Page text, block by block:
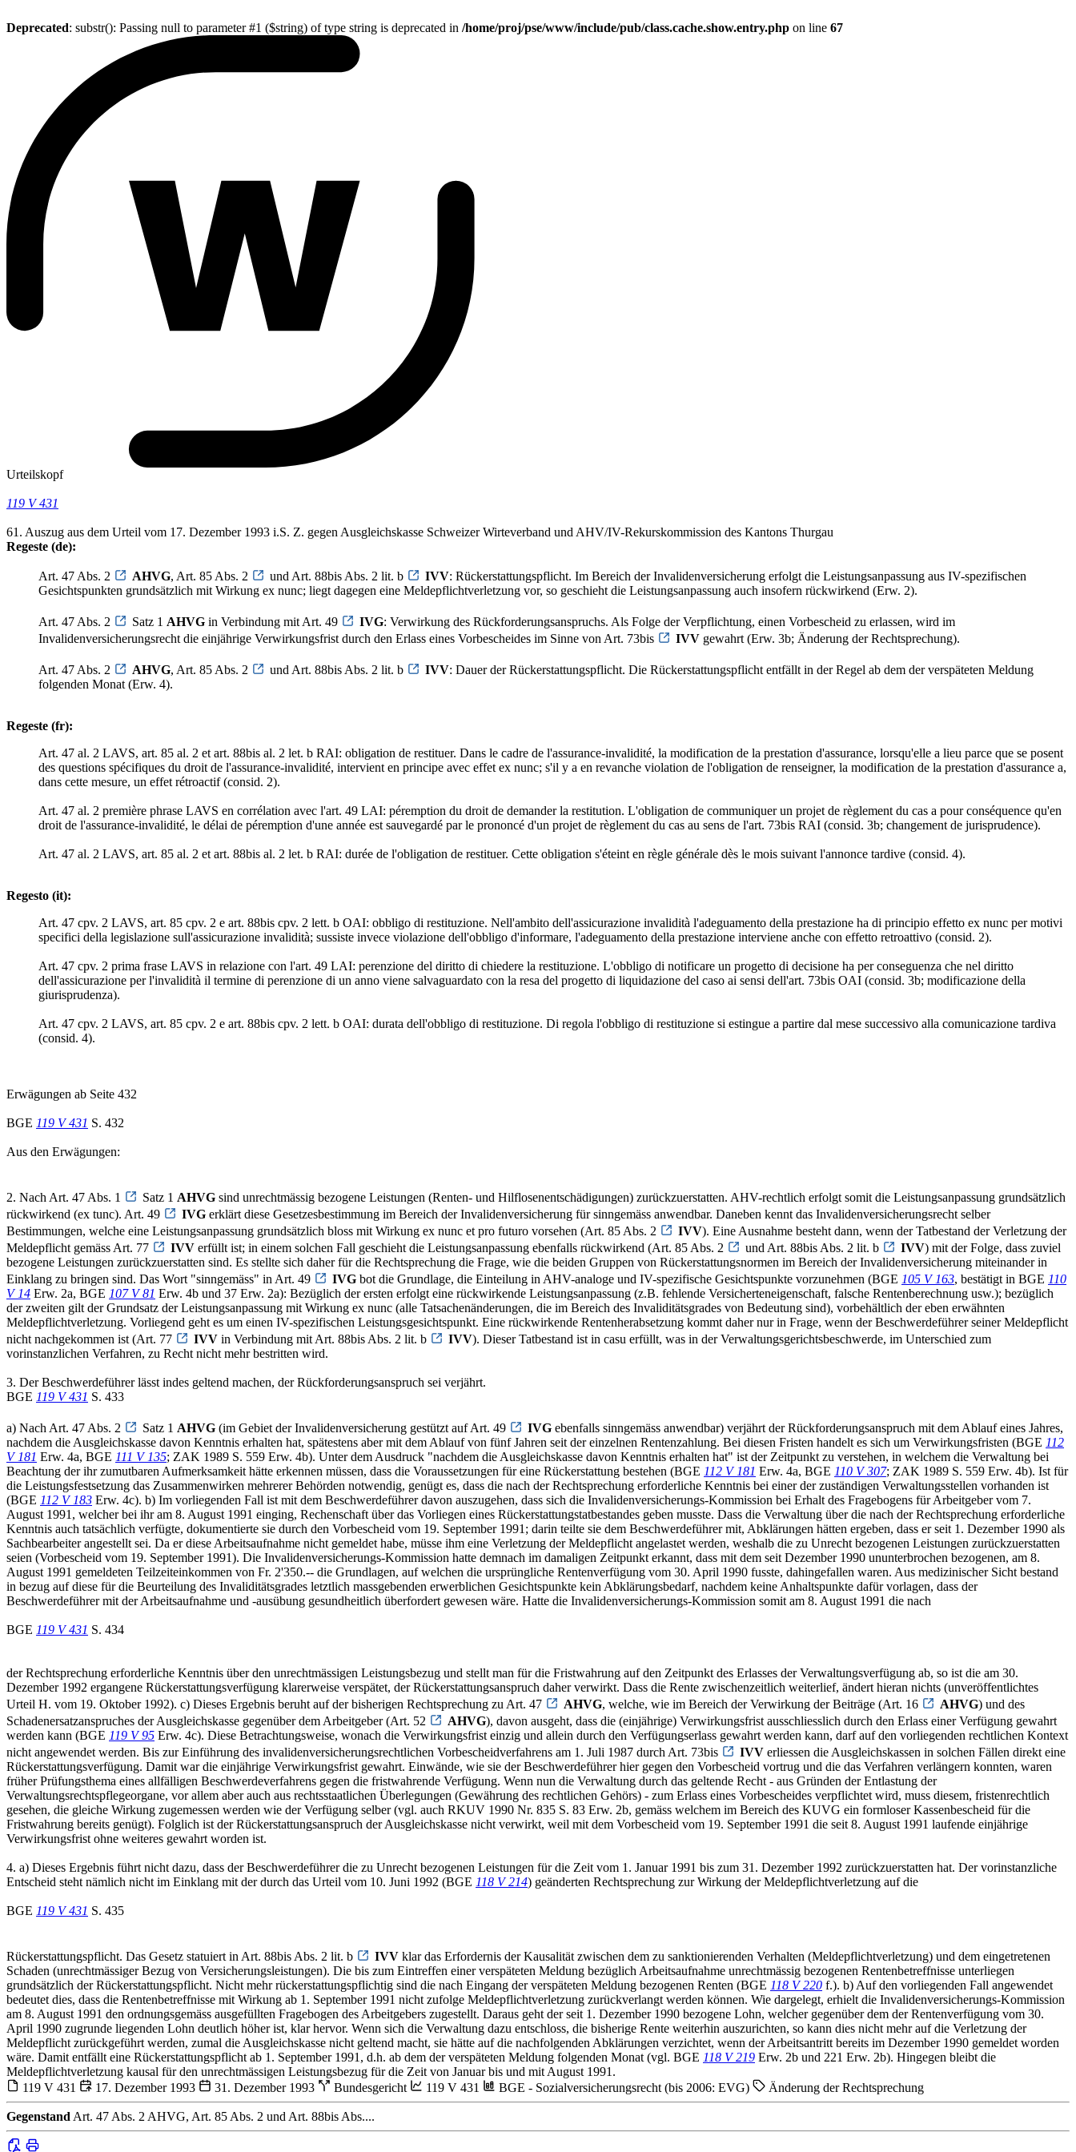
Deprecated: substr(): Passing null to parameter #1 ($string) of type string is deprecated in /home/proj/pse/www/include/pub/class.cache.show.entry.php on line 67
Urteilskopf
119 V 431
61. Auszug aus dem Urteil vom 17. Dezember 1993 i.S. Z. gegen Ausgleichskasse Schweizer Wirteverband und AHV/IV-Rekurskommission des Kantons Thurgau
Regeste (de):
Art. 47 Abs. 2 AHVG, Art. 85 Abs. 2 und Art. 88bis Abs. 2 lit. b IVV: Rückerstattungspflicht. Im Bereich der Invalidenversicherung erfolgt die Leistungsanpassung aus IV-spezifischen
Gesichtspunkten grundsätzlich mit Wirkung ex nunc; liegt dagegen eine Meldepflichtverletzung vor, so geschieht die Leistungsanpassung auch insofern rückwirkend (Erw. 2).
Art. 47 Abs. 2 Satz 1 AHVG in Verbindung mit Art. 49 IVG: Verwirkung des Rückforderungsanspruchs. Als Folge der Verpflichtung, einen Vorbescheid zu erlassen, wird im
Invalidenversicherungsrecht die einjährige Verwirkungsfrist durch den Erlass eines Vorbescheides im Sinne von Art. 73bis
IVV gewahrt (Erw. 3b; Änderung der Rechtsprechung).
Art. 47 Abs. 2 AHVG, Art. 85 Abs. 2 und Art. 88bis Abs. 2 lit. b IVV: Dauer der Rückerstattungspflicht. Die Rückerstattungspflicht entfällt in der Regel ab dem der verspäteten Meldung
folgenden Monat (Erw. 4).
Regeste (fr):
Art. 47 al. 2 LAVS, art. 85 al. 2 et art. 88bis al. 2 let. b RAI: obligation de restituer. Dans le cadre de l'assurance-invalidité, la modification de la prestation d'assurance, lorsqu'elle a lieu parce que se posent
des questions spécifiques du droit de l'assurance-invalidité, intervient en principe avec effet ex nunc; s'il y a en revanche violation de l'obligation de renseigner, la modification de la prestation d'assurance a,
dans cette mesure, un effet rétroactif (consid. 2).
Art. 47 al. 2 première phrase LAVS en corrélation avec l'art. 49 LAI: péremption du droit de demander la restitution. L'obligation de communiquer un projet de règlement du cas a pour conséquence qu'en
droit de l'assurance-invalidité, le délai de péremption d'une année est sauvegardé par le prononcé d'un projet de règlement du cas au sens de l'art. 73bis RAI (consid. 3b; changement de jurisprudence).
Art. 47 al. 2 LAVS, art. 85 al. 2 et art. 88bis al. 2 let. b RAI: durée de l'obligation de restituer. Cette obligation s'éteint en règle générale dès le mois suivant l'annonce tardive (consid. 4).
Regesto (it):
Art. 47 cpv. 2 LAVS, art. 85 cpv. 2 e art. 88bis cpv. 2 lett. b OAI: obbligo di restituzione. Nell'ambito dell'assicurazione invalidità l'adeguamento della prestazione ha di principio effetto ex nunc per motivi
specifici della legislazione sull'assicurazione invalidità; sussiste invece violazione dell'obbligo d'informare, l'adeguamento della prestazione interviene anche con effetto retroattivo (consid. 2).
Art. 47 cpv. 2 prima frase LAVS in relazione con l'art. 49 LAI: perenzione del diritto di chiedere la restituzione. L'obbligo di notificare un progetto di decisione ha per conseguenza che nel diritto
dell'assicurazione per l'invalidità il termine di perenzione di un anno viene salvaguardato con la resa del progetto di liquidazione del caso ai sensi dell'art. 73bis OAI (consid. 3b; modificazione della
giurisprudenza).
Art. 47 cpv. 2 LAVS, art. 85 cpv. 2 e art. 88bis cpv. 2 lett. b OAI: durata dell'obbligo di restituzione. Di regola l'obbligo di restituzione si estingue a partire dal mese successivo alla comunicazione tardiva
(consid. 4).
Erwägungen ab Seite 432
BGE 119 V 431 S. 432
Aus den Erwägungen:
2. Nach Art. 47 Abs. 1 Satz 1 AHVG sind unrechtmässig bezogene Leistungen (Renten- und Hilflosenentschädigungen) zurückzuerstatten. AHV-rechtlich erfolgt somit die Leistungsanpassung grundsätzlich
rückwirkend (ex tunc). Art. 49
IVG erklärt diese Gesetzesbestimmung im Bereich der Invalidenversicherung für sinngemäss anwendbar. Daneben kennt das Invalidenversicherungsrecht selber
Bestimmungen, welche eine Leistungsanpassung grundsätzlich bloss mit Wirkung ex nunc et pro futuro vorsehen (Art. 85 Abs. 2
IVV). Eine Ausnahme besteht dann, wenn der Tatbestand der Verletzung der
Meldepflicht gemäss Art. 77
IVV erfüllt ist; in einem solchen Fall geschieht die Leistungsanpassung ebenfalls rückwirkend (Art. 85 Abs. 2 und Art. 88bis Abs. 2 lit. b IVV) mit der Folge, dass zuviel
bezogene Leistungen zurückzuerstatten sind. Es stellte sich daher für die Rechtsprechung die Frage, wie die beiden Gruppen von Rückerstattungsnormen im Bereich der Invalidenversicherung miteinander in
Einklang zu bringen sind. Das Wort "sinngemäss" in Art. 49
IVG bot die Grundlage, die Einteilung in AHV-analoge und IV-spezifische Gesichtspunkte vorzunehmen (BGE 105 V 163, bestätigt in BGE 110
V 14 Erw. 2a, BGE 107 V 81 Erw. 4b und 37 Erw. 2a): Bezüglich der ersten erfolgt eine rückwirkende Leistungsanpassung (z.B. fehlende Versicherteneigenschaft, falsche Rentenberechnung usw.); bezüglich
der zweiten gilt der Grundsatz der Leistungsanpassung mit Wirkung ex nunc (alle Tatsachenänderungen, die im Bereich des Invaliditätsgrades von Bedeutung sind), vorbehältlich der eben erwähnten
Meldepflichtverletzung. Vorliegend geht es um einen IV-spezifischen Leistungsgesichtspunkt. Eine rückwirkende Rentenherabsetzung kommt daher nur in Frage, wenn der Beschwerdeführer seiner Meldepflicht
nicht nachgekommen ist (Art. 77
IVV in Verbindung mit Art. 88bis Abs. 2 lit. b IVV). Dieser Tatbestand ist in casu erfüllt, was in der Verwaltungsgerichtsbeschwerde, im Unterschied zum
vorinstanzlichen Verfahren, zu Recht nicht mehr bestritten wird.
3. Der Beschwerdeführer lässt indes geltend machen, der Rückforderungsanspruch sei verjährt.
BGE 119 V 431 S. 433
a) Nach Art. 47 Abs. 2 Satz 1 AHVG (im Gebiet der Invalidenversicherung gestützt auf Art. 49 IVG ebenfalls sinngemäss anwendbar) verjährt der Rückforderungsanspruch mit dem Ablauf eines Jahres,
nachdem die Ausgleichskasse davon Kenntnis erhalten hat, spätestens aber mit dem Ablauf von fünf Jahren seit der einzelnen Rentenzahlung. Bei diesen Fristen handelt es sich um Verwirkungsfristen (BGE 112
V 181 Erw. 4a, BGE 111 V 135; ZAK 1989 S. 559 Erw. 4b). Unter dem Ausdruck "nachdem die Ausgleichskasse davon Kenntnis erhalten hat" ist der Zeitpunkt zu verstehen, in welchem die Verwaltung bei
Beachtung der ihr zumutbaren Aufmerksamkeit hätte erkennen müssen, dass die Voraussetzungen für eine Rückerstattung bestehen (BGE 112 V 181 Erw. 4a, BGE 110 V 307; ZAK 1989 S. 559 Erw. 4b). Ist für
die Leistungsfestsetzung das Zusammenwirken mehrerer Behörden notwendig, genügt es, dass die nach der Rechtsprechung erforderliche Kenntnis bei einer der zuständigen Verwaltungsstellen vorhanden ist
(BGE 112 V 183 Erw. 4c). b) Im vorliegenden Fall ist mit dem Beschwerdeführer davon auszugehen, dass sich die Invalidenversicherungs-Kommission bei Erhalt des Fragebogens für Arbeitgeber vom 7.
August 1991, welcher bei ihr am 8. August 1991 einging, Rechenschaft über das Vorliegen eines Rückerstattungstatbestandes geben musste. Dass die Verwaltung über die nach der Rechtsprechung erforderliche
Kenntnis auch tatsächlich verfügte, dokumentierte sie durch den Vorbescheid vom 19. September 1991; darin teilte sie dem Beschwerdeführer mit, Abklärungen hätten ergeben, dass er seit 1. Dezember 1990 als
Sachbearbeiter angestellt sei. Da er diese Arbeitsaufnahme nicht gemeldet habe, müsse ihm eine Verletzung der Meldepflicht angelastet werden, weshalb die zu Unrecht bezogenen Leistungen zurückzuerstatten
seien (Vorbescheid vom 19. September 1991). Die Invalidenversicherungs-Kommission hatte demnach im damaligen Zeitpunkt erkannt, dass mit dem seit Dezember 1990 ununterbrochen bezogenen, am 8.
August 1991 gemeldeten Teilzeiteinkommen von Fr. 2'350.-- die Grundlagen, auf welchen die ursprüngliche Rentenverfügung vom 30. April 1990 fusste, dahingefallen waren. Aus medizinischer Sicht bestand
in bezug auf diese für die Beurteilung des Invaliditätsgrades letztlich massgebenden erwerblichen Gesichtspunkte kein Abklärungsbedarf, nachdem keine Anhaltspunkte dafür vorlagen, dass der
Beschwerdeführer mit der Arbeitsaufnahme und -ausübung gesundheitlich überfordert gewesen wäre. Hatte die Invalidenversicherungs-Kommission somit am 8. August 1991 die nach
BGE 119 V 431 S. 434
der Rechtsprechung erforderliche Kenntnis über den unrechtmässigen Leistungsbezug und stellt man für die Fristwahrung auf den Zeitpunkt des Erlasses der Verwaltungsverfügung ab, so ist die am 30.
Dezember 1992 ergangene Rückerstattungsverfügung klarerweise verspätet, der Rückerstattungsanspruch daher verwirkt. Dass die Rente zwischenzeitlich weiterlief, ändert hieran nichts (unveröffentlichtes
Urteil H. vom 19. Oktober 1992). c) Dieses Ergebnis beruht auf der bisherigen Rechtsprechung zu Art. 47
AHVG, welche, wie im Bereich der Verwirkung der Beiträge (Art. 16 AHVG) und des
Schadenersatzanspruches der Ausgleichskasse gegenüber dem Arbeitgeber (Art. 52
AHVG), davon ausgeht, dass die (einjährige) Verwirkungsfrist ausschliesslich durch den Erlass einer Verfügung gewahrt
werden kann (BGE 119 V 95 Erw. 4c). Diese Betrachtungsweise, wonach die Verwirkungsfrist einzig und allein durch den Verfügungserlass gewahrt werden kann, darf auf den vorliegenden rechtlichen Kontext
nicht angewendet werden. Bis zur Einführung des invalidenversicherungsrechtlichen Vorbescheidverfahrens am 1. Juli 1987 durch Art. 73bis
IVV erliessen die Ausgleichskassen in solchen Fällen direkt eine
Rückerstattungsverfügung. Damit war die einjährige Verwirkungsfrist gewahrt. Einwände, wie sie der Beschwerdeführer hier gegen den Vorbescheid vortrug und die das Verfahren verlängern konnten, waren
früher Prüfungsthema eines allfälligen Beschwerdeverfahrens gegen die fristwahrende Verfügung. Wenn nun die Verwaltung durch das geltende Recht - aus Gründen der Entlastung der
Verwaltungsrechtspflegeorgane, vor allem aber auch aus rechtsstaatlichen Überlegungen (Gewährung des rechtlichen Gehörs) - zum Erlass eines Vorbescheides verpflichtet wird, muss diesem, fristenrechtlich
gesehen, die gleiche Wirkung zugemessen werden wie der Verfügung selber (vgl. auch RKUV 1990 Nr. 835 S. 83 Erw. 2b, gemäss welchem im Bereich des KUVG ein formloser Kassenbescheid für die
Fristwahrung bereits genügt). Folglich ist der Rückerstattungsanspruch der Ausgleichskasse nicht verwirkt, weil mit dem Vorbescheid vom 19. September 1991 die seit 8. August 1991 laufende einjährige
Verwirkungsfrist ohne weiteres gewahrt worden ist.
4. a) Dieses Ergebnis führt nicht dazu, dass der Beschwerdeführer die zu Unrecht bezogenen Leistungen für die Zeit vom 1. Januar 1991 bis zum 31. Dezember 1992 zurückzuerstatten hat. Der vorinstanzliche
Entscheid steht nämlich nicht im Einklang mit der durch das Urteil vom 10. Juni 1992 (BGE 118 V 214) geänderten Rechtsprechung zur Wirkung der Meldepflichtverletzung auf die
BGE 119 V 431 S. 435
Rückerstattungspflicht. Das Gesetz statuiert in Art. 88bis Abs. 2 lit. b IVV klar das Erfordernis der Kausalität zwischen dem zu sanktionierenden Verhalten (Meldepflichtverletzung) und dem eingetretenen
Schaden (unrechtmässiger Bezug von Versicherungsleistungen). Die bis zum Eintreffen einer verspäteten Meldung bezüglich Arbeitsaufnahme unrechtmässig bezogenen Rentenbetreffnisse unterliegen
grundsätzlich der Rückerstattungspflicht. Nicht mehr rückerstattungspflichtig sind die nach Eingang der verspäteten Meldung bezogenen Renten (BGE 118 V 220 f.). b) Auf den vorliegenden Fall angewendet
bedeutet dies, dass die Rentenbetreffnisse mit Wirkung ab 1. September 1991 nicht zufolge Meldepflichtverletzung zurückverlangt werden können. Wie dargelegt, erhielt die Invalidenversicherungs-Kommission
am 8. August 1991 den ordnungsgemäss ausgefüllten Fragebogen des Arbeitgebers zugestellt. Daraus geht der seit 1. Dezember 1990 bezogene Lohn, welcher gegenüber dem der Rentenverfügung vom 30.
April 1990 zugrunde liegenden Lohn deutlich höher ist, klar hervor. Wenn sich die Verwaltung dazu entschloss, die bisherige Rente weiterhin auszurichten, so kann dies nicht mehr auf die Verletzung der
Meldepflicht zurückgeführt werden, zumal die Ausgleichskasse nicht geltend macht, sie hätte auf die nachfolgenden Abklärungen verzichtet, wenn der Arbeitsantritt bereits im Dezember 1990 gemeldet worden
wäre. Damit entfällt eine Rückerstattungspflicht ab 1. September 1991, d.h. ab dem der verspäteten Meldung folgenden Monat (vgl. BGE 118 V 219 Erw. 2b und 221 Erw. 2b). Hingegen bleibt die
Meldepflichtverletzung kausal für den unrechtmässigen Leistungsbezug für die Zeit von Januar bis und mit August 1991.
119 V 431
17. Dezember 1993 31. Dezember 1993 Bundesgericht 119 V 431 BGE - Sozialversicherungsrecht (bis 2006: EVG) Änderung der Rechtsprechung
Gegenstand Art. 47 Abs. 2 AHVG, Art. 85 Abs. 2 und Art. 88bis Abs....